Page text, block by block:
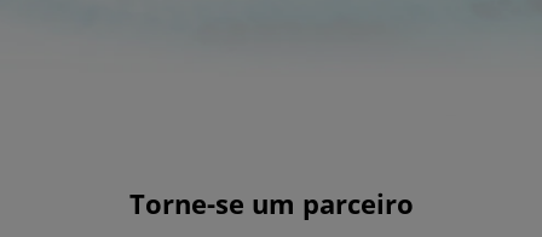
Torne-se um parceiro